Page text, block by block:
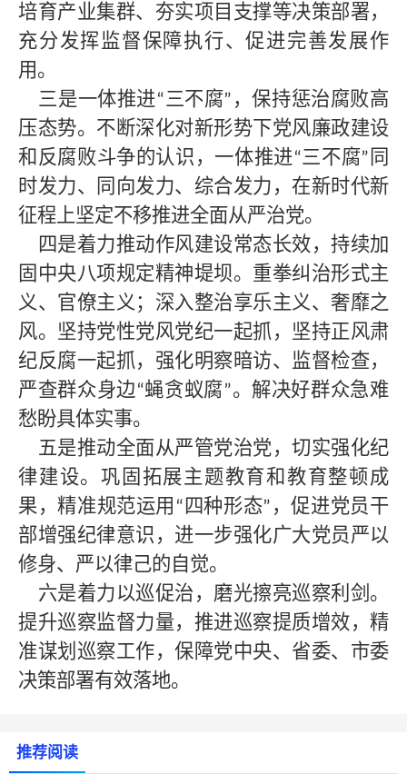
培育产业集群、夯实项目支撑等决策部署，
充分发挥监督保障执行、促进完善发展作
用。
三是一体推进“三不腐” ，保持惩治腐败高
压态势。不断深化对新形势下党风廉政建设
和反腐败斗争的认识，一体推进“三不腐” 同
时发力、同向发力、综合发力，在新时代新
征程上坚定不移推进全面从严治党。
四是着力推动作风建设常态长效，持续加
固中央八项规定精神堤坝。重拳纠治形式主
义、官僚主义；深入整治享乐主义、奢靡之
风。坚持党性党风党纪一起抓，坚持正风肃
纪反腐一起抓，强化明察暗访、监督检查，
严查群众身边“蝇贪蚁腐”。解决好群众急难
愁盼具体实事。
五是推动全面从严管党治党，切实强化纪
律建设。巩固拓展主题教育和教育整顿成
果，精准规范运用 “ 四种形态” ，促进党员干
部增强纪律意识，进一步强化广大党员严以
修身、严以律己的自觉。
六是着力以巡促治，磨光擦亮巡察利剑。
提升巡察监督力量，推进巡察提质增效，精
准谋划巡察工作，保障党中央、省委、市委
决策部署有效落地。
推荐阅读